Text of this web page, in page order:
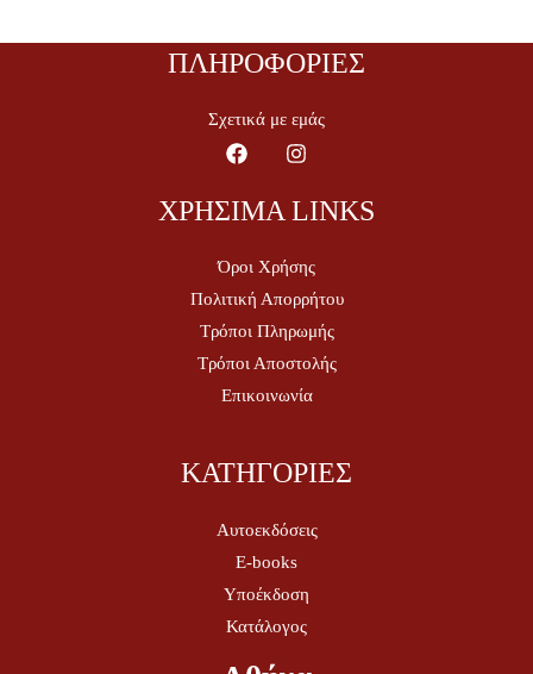
ΠΛΗΡΟΦΟΡΙΕΣ
Σχετικά με εμάς
ΧΡΗΣΙΜΑ LINKS
Όροι Χρήσης
Πολιτική Απορρήτου
Τρόποι Πληρωμής
Τρόποι Αποστολής
Επικοινωνία
ΚΑΤΗΓΟΡΙΕΣ
Αυτοεκδόσεις
E-books
Υποέκδοση
Κατάλογος